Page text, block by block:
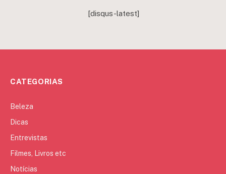
[disqus-latest]
CATEGORIAS
Beleza
Dicas
Entrevistas
Filmes, Livros etc
Notícias